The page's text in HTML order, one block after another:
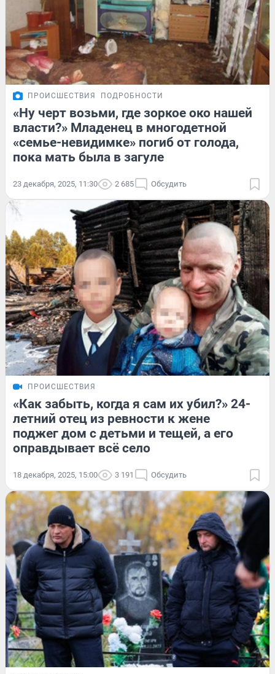
ПРОИСШЕСТВИЯ ПОДРОБНОСТИ
«Ну черт возьми, где зоркое око нашей
власти?» Младенец в многодетной
«семье-невидимке» погиб от голода,
пока мать была в загуле
23 декабря, 2025, 11:30 2 685 Обсудить
ПРОИСШЕСТВИЯ
«Как забыть, когда я сам их убил?» 24-
летний отец из ревности к жене
поджег дом с детьми и тещей, а его
оправдывает всё село
18 декабря, 2025, 15:00 3 191 Обсудить